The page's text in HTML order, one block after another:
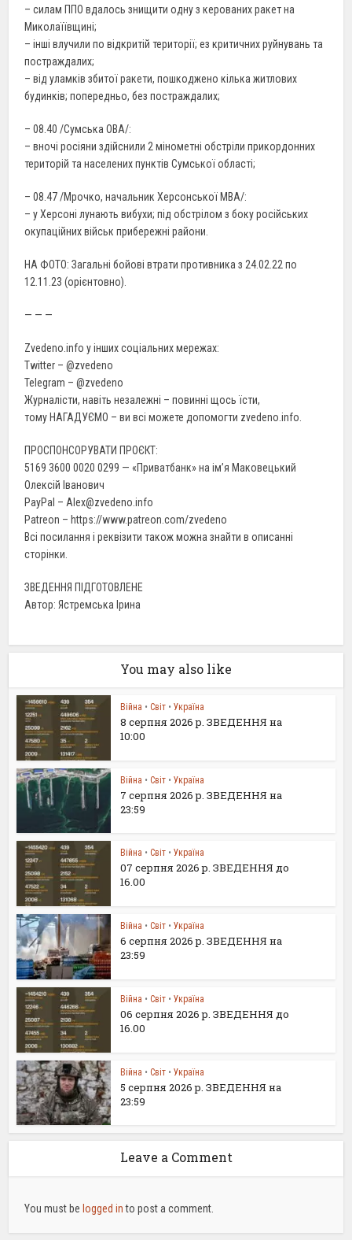
– силам ППО вдалось знищити одну з керованих ракет на
Миколаїївщині;
– інші влучили по відкритій території; ез критичних руйнувань та
постраждалих;
– від уламків збитої ракети, пошкоджено кілька житлових
будинків; попередньо, без постраждалих;
– 08.40 /Сумська ОВА/:
– вночі росіяни здійснили 2 мінометні обстріли прикордонних
територій та населених пунктів Сумської області;
– 08.47 /Мрочко, начальник Херсонської МВА/:
– у Херсоні лунають вибухи; під обстрілом з боку російських
окупаційних військ прибережні райони.
НА ФОТО: Загальні бойові втрати противника з 24.02.22 по
12.11.23 (орієнтовно).
— — —
Zvedeno.info у інших соціальних мережах:
Twitter – @zvedeno
Telegram – @zvedeno
Журналісти, навіть незалежні – повинні щось їсти,
тому НАГАДУЄМО – ви всі можете допомогти zvedeno.info.
ПРОСПОНСОРУВАТИ ПРОЄКТ:
5169 3600 0020 0299 — «Приватбанк» на ім’я Маковецький
Олексій Іванович
PayPal – Alex@zvedeno.info
Patreon – https://www.patreon.com/zvedeno
Всі посилання і реквізити також можна знайти в описанні
сторінки.
ЗВЕДЕННЯ ПІДГОТОВЛЕНЕ
Автор: Ястремська Ірина
You may also like
Війна • Світ • Україна
8 серпня 2026 р. ЗВЕДЕННЯ на
10:00
Війна • Світ • Україна
7 серпня 2026 р. ЗВЕДЕННЯ на
23:59
Війна • Світ • Україна
07 серпня 2026 р. ЗВЕДЕННЯ до
16.00
Війна • Світ • Україна
6 серпня 2026 р. ЗВЕДЕННЯ на
23:59
Війна • Світ • Україна
06 серпня 2026 р. ЗВЕДЕННЯ до
16.00
Війна • Світ • Україна
5 серпня 2026 р. ЗВЕДЕННЯ на
23:59
Leave a Comment
You must be logged into post a comment.